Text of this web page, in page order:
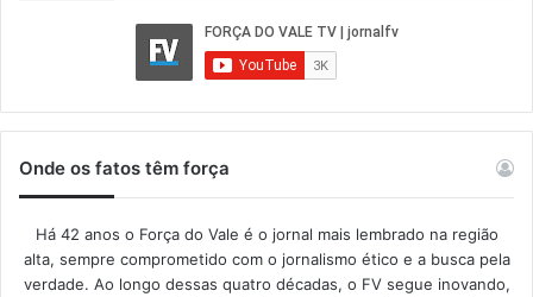
Onde os fatos têm força
Há 42 anos o Força do Vale é o jornal mais lembrado na região
alta, sempre comprometido com o jornalismo ético e a busca pela
verdade. Ao longo dessas quatro décadas, o FV segue inovando,